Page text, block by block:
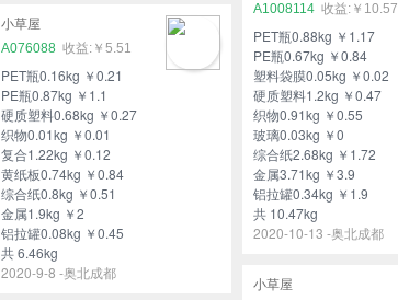
A1008114
￥10.57
PET瓶0.88kg ￥1.17
PE瓶0.67kg ￥0.84
塑料袋膜0.05kg ￥0.02
硬质塑料1.2kg ￥0.47
织物0.91kg ￥0.55
玻璃0.03kg ￥0
综合纸2.68kg ￥1.72
金属3.71kg ￥3.9
铝拉罐0.34kg ￥1.9
共 10.47kg
2020-10-13 -奥北成都
小草屋
A076088
￥5.51
PET瓶0.16kg ￥0.21
PE瓶0.87kg ￥1.1
硬质塑料0.68kg ￥0.27
织物0.01kg ￥0.01
复合1.22kg ￥0.12
黄纸板0.74kg ￥0.84
综合纸0.8kg ￥0.51
金属1.9kg ￥2
铝拉罐0.08kg ￥0.45
共 6.46kg
2020-9-8 -奥北成都
小草屋